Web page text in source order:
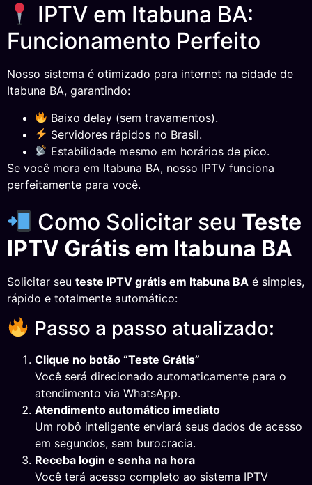
IPTV em Itabuna BA:
Funcionamento Perfeito
Nosso sistema é otimizado para internet na cidade de
Itabuna BA, garantindo:
Baixo delay (sem travamentos).
Servidores rápidos no Brasil.
Estabilidade mesmo em horários de pico.
Se você mora em Itabuna BA, nosso IPTV funciona
perfeitamente para você.
Como Solicitar seu Teste
IPTV Grátis em Itabuna BA
Solicitar seu teste IPTV grátis em Itabuna BA é simples,
rápido e totalmente automático:
Passo a passo atualizado:
Clique no botão “Teste Grátis”
Você será direcionado automaticamente para o
atendimento via WhatsApp.
Atendimento automático imediato
Um robô inteligente enviará seus dados de acesso
em segundos, sem burocracia.
Receba login e senha na hora
Você terá acesso completo ao sistema IPTV